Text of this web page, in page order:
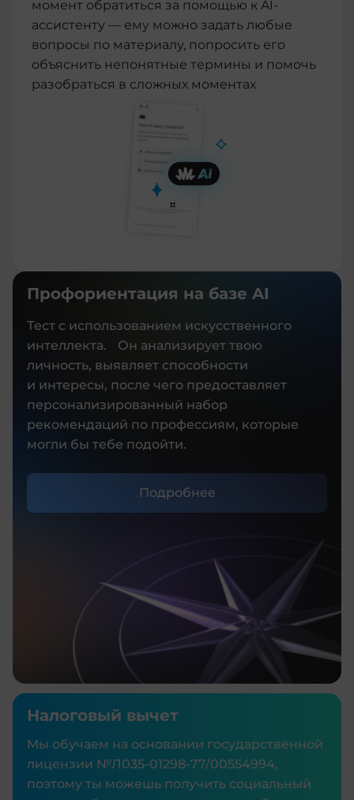
момент обратиться за помощью к AI-
ассистенту — ему можно задать любые
вопросы по материалу, попросить его
объяснить непонятные термины и помочь
разобраться в сложных моментах
Профориентация на базе AI
Тест с использованием искусственного
интеллекта. Он анализирует твою
личность, выявляет способности
и интересы, после чего предоставляет
персонализированный набор
рекомендаций по профессиям, которые
могли бы тебе подойти.
Подробнее
Налоговый вычет
Мы обучаем на основании государственной
лицензии №Л035‑01298‑77/00554994,
поэтому ты можешь получить социальный